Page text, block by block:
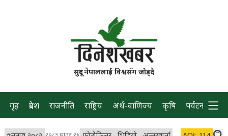
सुदूर नेपाललाई विश्वसँग जोड्दै
गृह प्रदेश राजनीति राष्ट्रिय अर्थ-वाणिज्य कृषि पर्यटन प्रवास